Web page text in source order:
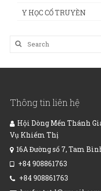
Y HỌC CỔ TRUYỀN
Search
for:
Thông tin liên hệ
Hội Dòng Mến Thánh
Vụ Khiếm Thị
16A Đường số 7, Tam
+84 908861763
+84 908861763